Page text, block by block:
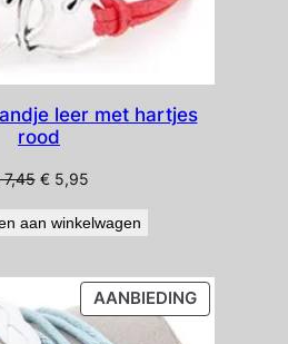
leer met hartjes
rood
7,45 Oorspronkelijke
was:
€5,95Huidige
is:
aan winkelwagen
AANBIEDINGPRODUCT
IN